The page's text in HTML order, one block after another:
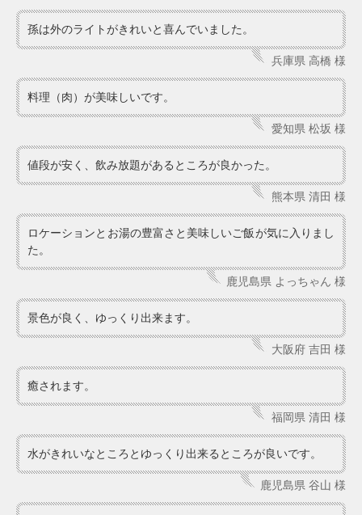
孫は外のライトがきれいと喜んでいました。
兵庫県 高橋 様
料理（肉）が美味しいです。
愛知県 松坂 様
値段が安く、飲み放題があるところが良かった。
熊本県 清田 様
ロケーションとお湯の豊富さと美味しいご飯が気に入りまし
た。
鹿児島県 よっちゃん 様
景色が良く、ゆっくり出来ます。
大阪府 吉田 様
癒されます。
福岡県 清田 様
水がきれいなところとゆっくり出来るところが良いです。
鹿児島県 谷山 様